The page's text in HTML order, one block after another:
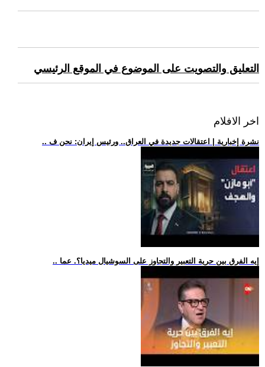
التعليق والتصويت على الموضوع في الموقع الرئيسي
اخر الافلام
.. نشرة إخبارية | اعتقالات جديدة في العراق.. ورئيس إيران: نحن ف
.. إيه الفرق بين حرية التعبير والتجاوز على السوشيال ميديا؟. عما